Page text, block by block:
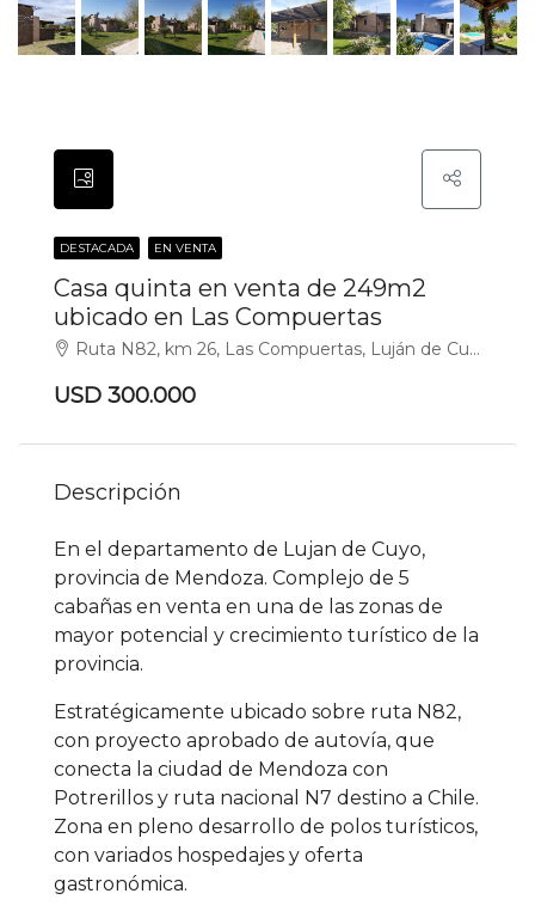
DESTACADA EN VENTA
Casa quinta en venta de 249m2
ubicado en Las Compuertas
Ruta N82, km 26, Las Compuertas, Luján de Cuyo
USD 300.000
Descripción
En el departamento de Lujan de Cuyo,
provincia de Mendoza. Complejo de 5
cabañas en venta en una de las zonas de
mayor potencial y crecimiento turístico de la
provincia.
Estratégicamente ubicado sobre ruta N82,
con proyecto aprobado de autovía, que
conecta la ciudad de Mendoza con
Potrerillos y ruta nacional N7 destino a Chile.
Zona en pleno desarrollo de polos turísticos,
con variados hospedajes y oferta
gastronómica.